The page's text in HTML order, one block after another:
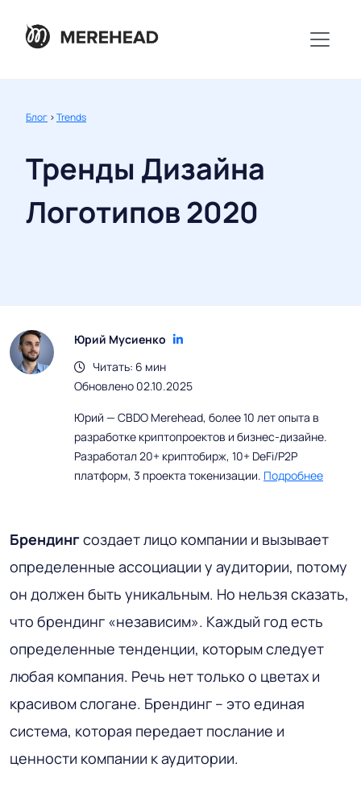
Блог >Trends
Тренды Дизайна
Логотипов 2020
Юрий Мусиенко
Читать: 6 мин
Обновлено 02.10.2025
Юрий — CBDO Merehead, более 10 лет опыта в
разработке криптопроектов и бизнес-дизайне.
Разработал 20+ криптобирж, 10+ DeFi/P2P
платформ, 3 проекта токенизации. Подробнее
Брендингсоздает лицо компании и вызывает
определенные ассоциации у аудитории, потому
он должен быть уникальным. Но нельзя сказать,
что брендинг «независим». Каждый год есть
определенные тенденции, которым следует
любая компания. Речь нет только о цветах и
красивом слогане. Брендинг – это единая
система, которая передает послание и
ценности компании к аудитории.